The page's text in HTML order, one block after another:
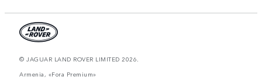
© JAGUAR LAND ROVER LIMITED 2026.
Armenia, «Fora Premium»